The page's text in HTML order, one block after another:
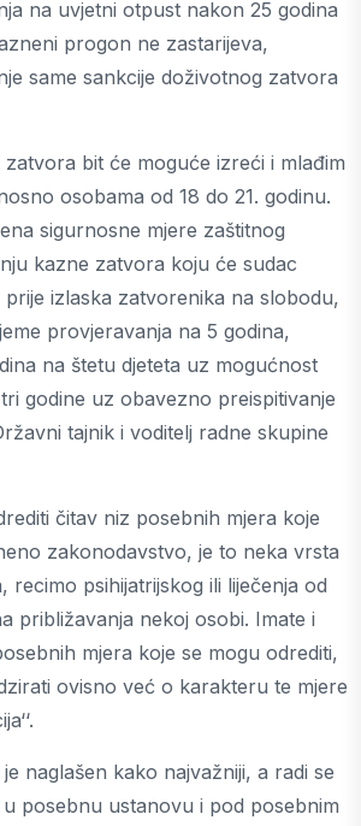
na uvjetni otpust nakon 25 godina
progon ne zastarijeva,
same sankcije doživotnog zatvora
bit će moguće izreći i mlađim
osobama od 18 do 21. godinu.
sigurnosne mjere zaštitnog
kazne zatvora koju će sudac
izlaska zatvorenika na slobodu,
provjeravanja na 5 godina,
na štetu djeteta uz mogućnost
godine uz obavezno preispitivanje
tajnik i voditelj radne skupine
čitav niz posebnih mjera koje
zakonodavstvo, je to neka vrsta
recimo psihijatrijskog ili liječenja od
približavanja nekoj osobi. Imate i
mjera koje se mogu odrediti,
ovisno već o karakteru te mjere
naglašen kako najvažniji, a radi se
posebnu ustanovu i pod posebnim